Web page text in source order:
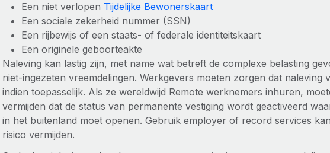
Een niet verlopen Tijdelijke Bewonerskaart
Een sociale zekerheid nummer (SSN)
Een rijbewijs of een staats- of federale identiteitskaart
Een originele geboorteakte
Naleving kan lastig zijn, met name wat betreft de complexe belasting
niet-ingezeten vreemdelingen. Werkgevers moeten zorgen dat naleving
indien toepasselijk. Als ze wereldwijd Remote werknemers inhuren,
vermijden dat de status van permanente vestiging wordt geactiveerd
in het buitenland moet openen. Gebruik employer of record services
risico vermijden.